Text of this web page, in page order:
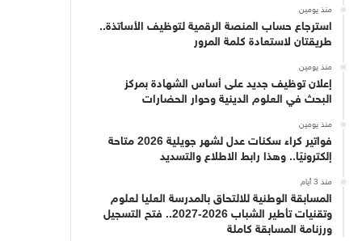
منذ يومين
استرجاع حساب المنصة الرقمية لتوظيف الأساتذة..
طريقتان لاستعادة كلمة المرور
منذ يومين
إعلان توظيف جديد على أساس الشهادة بمركز
البحث في العلوم الدينية وحوار الحضارات
منذ يومين
فواتير كراء سكنات عدل لشهر جويلية 2026 متاحة
إلكترونيًا.. وهذا رابط الاطلاع والتسديد
منذ 3 أيام
المسابقة الوطنية للالتحاق بالمدرسة العليا لعلوم
وتقنيات تأطير الشباب 2026-2027.. فتح التسجيل
ورزنامة المسابقة كاملة